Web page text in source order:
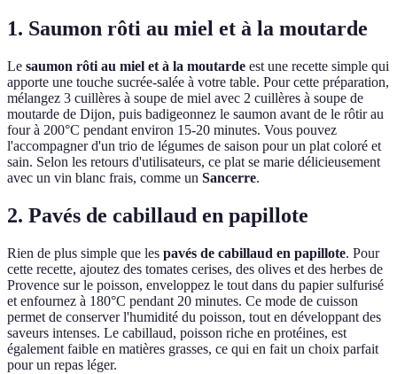
1. Saumon rôti au miel et à la moutarde
Le saumon rôti au miel et à la moutarde est une recette simple qui
apporte une touche sucrée-salée à votre table. Pour cette préparation,
mélangez 3 cuillères à soupe de miel avec 2 cuillères à soupe de
moutarde de Dijon, puis badigeonnez le saumon avant de le rôtir au
four à 200°C pendant environ 15-20 minutes. Vous pouvez
l'accompagner d'un trio de légumes de saison pour un plat coloré et
sain. Selon les retours d'utilisateurs, ce plat se marie délicieusement
avec un vin blanc frais, comme un Sancerre.
2. Pavés de cabillaud en papillote
Rien de plus simple que les pavés de cabillaud en papillote. Pour
cette recette, ajoutez des tomates cerises, des olives et des herbes de
Provence sur le poisson, enveloppez le tout dans du papier sulfurisé
et enfournez à 180°C pendant 20 minutes. Ce mode de cuisson
permet de conserver l'humidité du poisson, tout en développant des
saveurs intenses. Le cabillaud, poisson riche en protéines, est
également faible en matières grasses, ce qui en fait un choix parfait
pour un repas léger.